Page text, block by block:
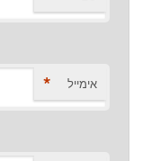
אימייל *